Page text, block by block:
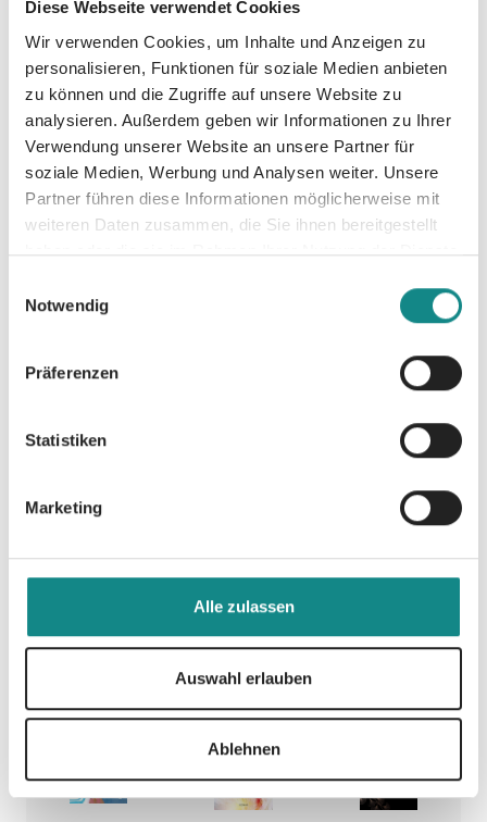
Diese Webseite verwendet Cookies
Wir verwenden Cookies, um Inhalte und Anzeigen zu
personalisieren, Funktionen für soziale Medien anbieten
zu können und die Zugriffe auf unsere Website zu
analysieren. Außerdem geben wir Informationen zu Ihrer
Verwendung unserer Website an unsere Partner für
soziale Medien, Werbung und Analysen weiter. Unsere
Partner führen diese Informationen möglicherweise mit
weiteren Daten zusammen, die Sie ihnen bereitgestellt
haben oder die sie im Rahmen Ihrer Nutzung der Dienste
Notwendig
Präferenzen
Statistiken
Marketing
Alle zulassen
Auswahl erlauben
Ablehnen
ruch -
Sonne
SC
Wellen!